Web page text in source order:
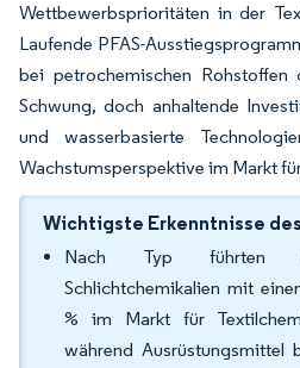
Wettbewerbsprioritäten in der
Laufende PFAS-
bei petrochemischen Rohstoffen
Schwung, doch anhaltende
und wasserbasierte
Wachstumsperspektive im Markt
Wichtigste Erkenntnisse
Nach Typ führten
Schlichtchemikalien mit
% im Markt für
während Ausrüstungsmittel